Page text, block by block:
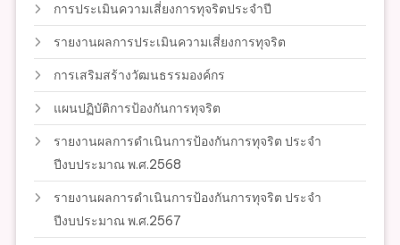
การประเมินความเสี่ยงการทุจริตประจำปี
รายงานผลการประเมินความเสี่ยงการทุจริต
การเสริมสร้างวัฒนธรรมองค์กร
แผนปฏิบัติการป้องกันการทุจริต
รายงานผลการดำเนินการป้องกันการทุจริต ประจำ
ปีงบประมาณ พ.ศ.2568
รายงานผลการดำเนินการป้องกันการทุจริต ประจำ
ปีงบประมาณ พ.ศ.2567